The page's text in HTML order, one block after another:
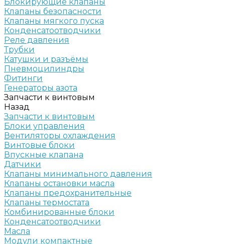
Клапаны безопасности
Клапаны мягкого пуска
Конденсатоотводчики
Реле давления
Трубки
Катушки и разъёмы
Пневмоцилиндры
Фитинги
Генераторы азота
Запчасти к винтовым
Назад
Запчасти к винтовым
Блоки управления
Вентиляторы охлаждения
Винтовые блоки
Впускные клапана
Датчики
Клапаны минимального давления
Клапаны остановки масла
Клапаны предохранительные
Клапаны термостата
Комбинированные блоки
Конденсатоотводчики
Масла
Модули компактные